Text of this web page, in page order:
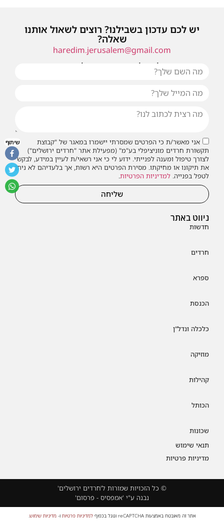
ניווט באתר
חדשות
חרדים
ספרא
הכנסת
כלכלה ונדל"ן
מוזיקה
קהילות
הכותל
שכונות
תנאי שימוש
מדיניות פרטיות
יש לכם עדכון בשבילנו? רוצים לשאול אותנו
שאלה?
haredim.jerusalem@gmail.com
או שילחו אלינו פנייה ונחזור אליכם בהקדם
אני מאשר/ת כי הפרטים שמסרתי יישמרו במאגר של "קבוצת
תקשורת חרדים מוניציפלי בע"מ" (מפעילת אתר "חרדים ירושלים")
לצורך טיפול ומענה לפנייתי. ידוע לי כי אני רשאי/ת לעיין במידע, לבקש
את תיקונו או מחיקתו. מסירת הפרטים היא רשות, אך בלעדיהם לא ניתן
לטפל בפנייה. למדיניות הפרטיות.
שליחה
© כל הזכויות שמורות ל'חרדים ירושלים'
נבנה ע"י 'אמפסיס - פרסום'
אתר זה מאובטח באמצעות reCAPTCHA וגוגל בכפוף למדיניות פרטיות ו-מדיניות שימוש
שיתוף